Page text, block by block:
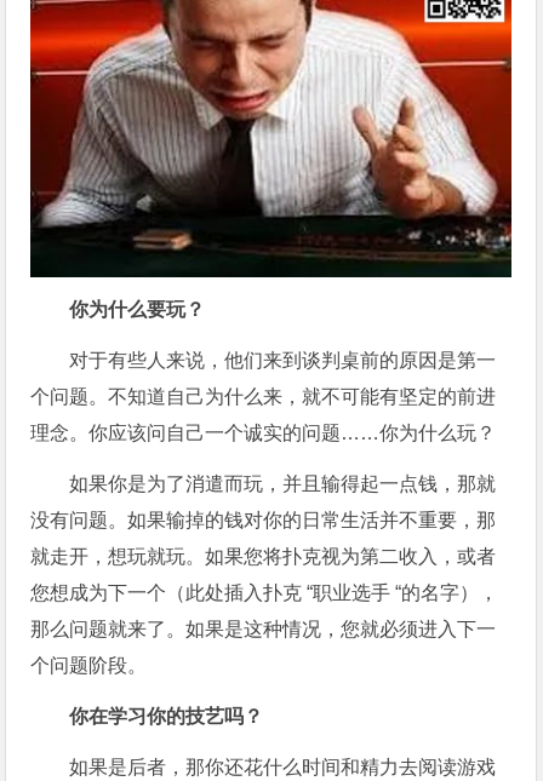
你为什么要玩？
对于有些人来说，他们来到谈判桌前的原因是第一
个问题。不知道自己为什么来，就不可能有坚定的前进
理念。你应该问自己一个诚实的问题……你为什么玩？
如果你是为了消遣而玩，并且输得起一点钱，那就
没有问题。如果输掉的钱对你的日常生活并不重要，那
就走开，想玩就玩。如果您将扑克视为第二收入，或者
您想成为下一个（此处插入扑克 “职业选手 “的名字），
那么问题就来了。如果是这种情况，您就必须进入下一
个问题阶段。
你在学习你的技艺吗？
如果是后者，那你还花什么时间和精力去阅读游戏